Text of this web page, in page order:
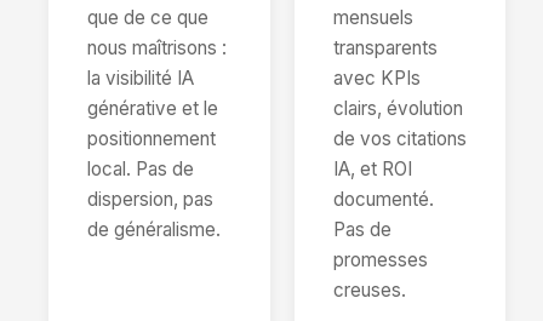
que de ce que
nous maîtrisons :
la visibilité IA
générative et le
positionnement
local. Pas de
dispersion, pas
de généralisme.
mensuels
transparents
avec KPIs
clairs, évolution
de vos citations
IA, et ROI
documenté.
Pas de
promesses
creuses.